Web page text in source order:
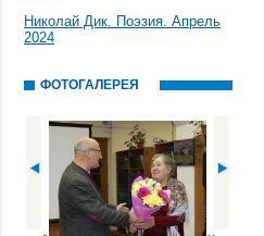
Николай Дик. Поэзия. Апрель
2024
ФОТОГАЛЕРЕЯ